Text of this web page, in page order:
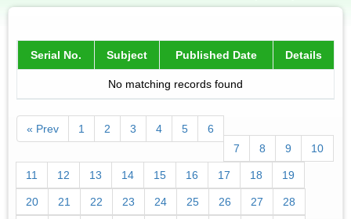
Serial No. Subject Published Date Details
No matching records found
« Prev 1 2 3 4 5
6
7
8 9 10
11 12 13 14 15 16 17 18 19
20 21 22 23 24 25 26 27 28